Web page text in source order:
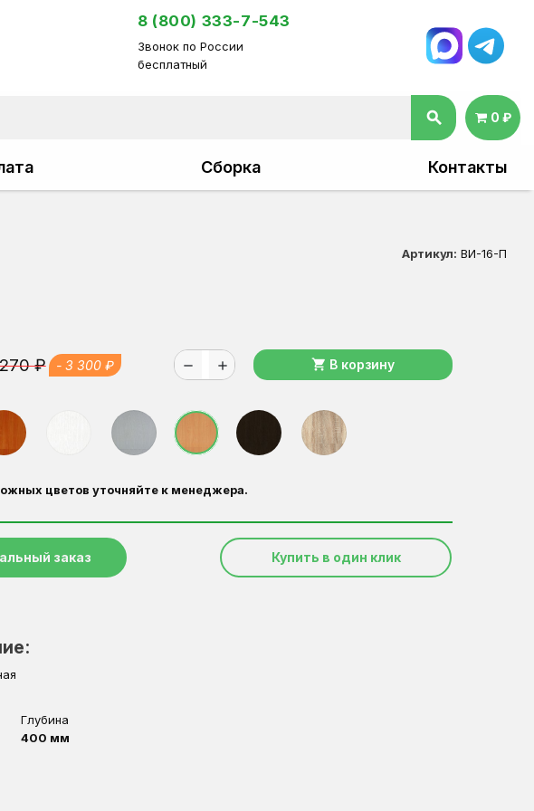
8 (800) 333-7-543
Звонок по России
бесплатный
search 0 ₽
Сборка Контакты
Артикул: ВИ-16-П
₽ - 3 300 ₽ remove add shopping_cart В корзину
цветов уточняйте к менеджера.
заказ Купить в один клик
Глубина
400 мм